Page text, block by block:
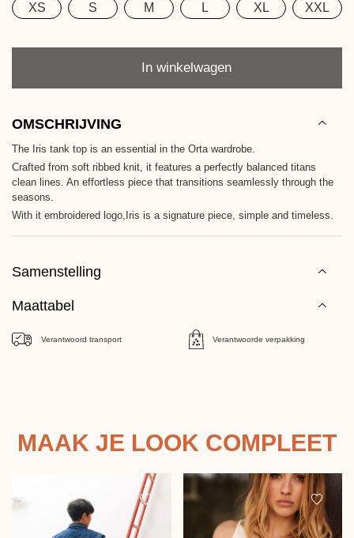
Maat
XS S M L XL XXL
In winkelwagen
OMSCHRIJVING
The Iris tank top is an essential in the Orta wardrobe.
Crafted from soft ribbed knit, it features a perfectly balanced titans
clean lines. An effortless piece that transitions seamlessly through the
seasons.
With it embroidered logo,Iris is a signature piece, simple and timeless.
Samenstelling
Maattabel
Verantwoord transport Verantwoorde verpakking
MAAK JE LOOK COMPLEET